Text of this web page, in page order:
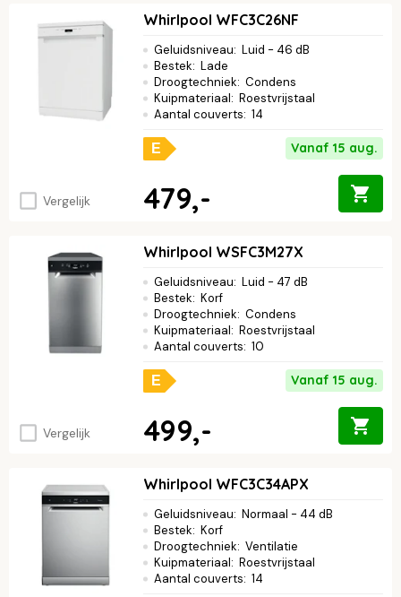
Vergelijk
Whirlpool WFC3C26NF
Geluidsniveau: Luid - 46 dB
Bestek: Lade
Droogtechniek: Condens
Kuipmateriaal: Roestvrijstaal
Aantal couverts: 14
E Vanaf 15 aug.
479,-
Vergelijk
Whirlpool WSFC3M27X
Geluidsniveau: Luid - 47 dB
Bestek: Korf
Droogtechniek: Condens
Kuipmateriaal: Roestvrijstaal
Aantal couverts: 10
E Vanaf 15 aug.
499,-
Whirlpool WFC3C34APX
Geluidsniveau: Normaal - 44 dB
Bestek: Korf
Droogtechniek: Ventilatie
Kuipmateriaal: Roestvrijstaal
Aantal couverts: 14